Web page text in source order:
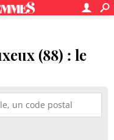
(88) : le